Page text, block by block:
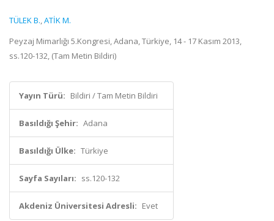
TÜLEK B.,ATİK M.
Peyzaj Mimarlığı 5.Kongresi, Adana, Türkiye, 14 - 17 Kasım 2013,
ss.120-132, (Tam Metin Bildiri)
Yayın Türü: Bildiri / Tam Metin Bildiri
Basıldığı Şehir: Adana
Basıldığı Ülke: Türkiye
Sayfa Sayıları: ss.120-132
Akdeniz Üniversitesi Adresli: Evet